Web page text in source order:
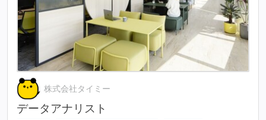
株式会社タイミー
データアナリスト